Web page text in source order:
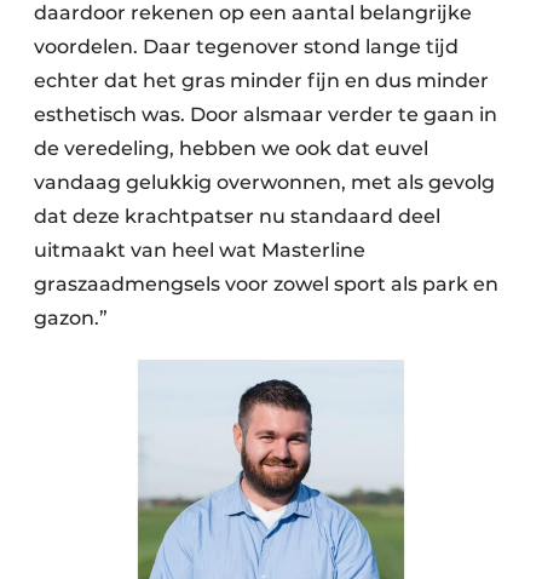
daardoor rekenen op een aantal belangrijke
voordelen. Daar tegenover stond lange tijd
echter dat het gras minder fijn en dus minder
esthetisch was. Door alsmaar verder te gaan in
de veredeling, hebben we ook dat euvel
vandaag gelukkig overwonnen, met als gevolg
dat deze krachtpatser nu standaard deel
uitmaakt van heel wat Masterline
graszaadmengsels voor zowel sport als park en
gazon.”